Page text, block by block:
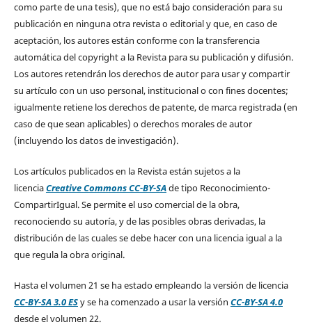
como parte de una tesis), que no está bajo consideración para su
publicación en ninguna otra revista o editorial y que, en caso de
aceptación, los autores están conforme con la transferencia
automática del copyright a la Revista para su publicación y difusión.
Los autores retendrán los derechos de autor para usar y compartir
su artículo con un uso personal, institucional o con fines docentes;
igualmente retiene los derechos de patente, de marca registrada (en
caso de que sean aplicables) o derechos morales de autor
(incluyendo los datos de investigación).
Los artículos publicados en la Revista están sujetos a la
licenciaCreative Commons CC-BY-SAde tipo Reconocimiento-
CompartirIgual. Se permite el uso comercial de la obra,
reconociendo su autoría, y de las posibles obras derivadas, la
distribución de las cuales se debe hacer con una licencia igual a la
que regula la obra original.
Hasta el volumen 21 se ha estado empleando la versión de licencia
CC-BY-SA 3.0 ESy se ha comenzado a usar la versión CC-BY-SA 4.0
desde el volumen 22.